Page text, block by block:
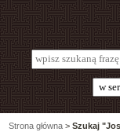
Strona główna > Szukaj